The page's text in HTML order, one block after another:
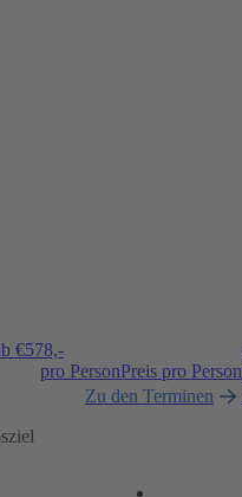
€578,-
pro PersonPreis pro Person
Zu den Terminen